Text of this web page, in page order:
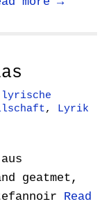
lyrische
, Lyrik
geatmet,
Read